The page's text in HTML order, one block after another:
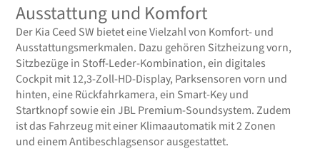
Ausstattung und Komfort
Der Kia Ceed SW bietet eine Vielzahl von Komfort- und
Ausstattungsmerkmalen. Dazu gehören Sitzheizung vorn,
Sitzbezüge in Stoff-Leder-Kombination, ein digitales
Cockpit mit 12,3-Zoll-HD-Display, Parksensoren vorn und
hinten, eine Rückfahrkamera, ein Smart-Key und
Startknopf sowie ein JBL Premium-Soundsystem. Zudem
ist das Fahrzeug mit einer Klimaautomatik mit 2 Zonen
und einem Antibeschlagsensor ausgestattet.